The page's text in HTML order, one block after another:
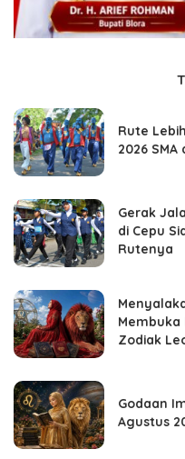
Rute
2026
Gerak
di Cepu
Rutenya
Zodiak
Godaan
Agustus